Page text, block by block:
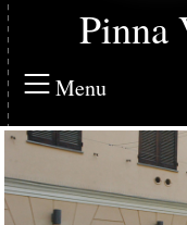
Pinna
Menu